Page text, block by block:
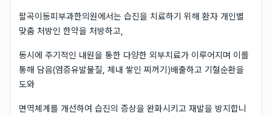
팔곡이동피부과한의원에서는 습진을 치료하기 위해 환자 개인별
맞춤 처방인 한약을 처방하고,
동시에 주기적인 내원을 통한 다양한 외부치료가 이루어지며 이를
통해 담음(염증유발물질, 체내 쌓인 찌꺼기)배출하고 기혈순환을
도와
면역체계를 개선하여 습진의 증상을 완화시키고 재발을 방지합니